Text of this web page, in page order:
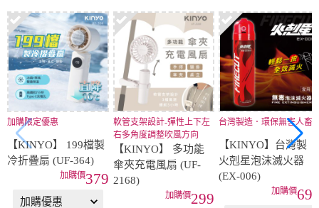
加購限定優惠
【KINYO】 199檔製
冷折疊扇 (UF-364)
379
軟管支架設計-彈性上下左
右多角度調整吹風方向
【KINYO】 多功能
傘夾充電風扇 (UF-
2168)
299
台灣製造．環保無害人畜
【KINYO】台灣製
火剋星泡沫滅火器
(EX-006)